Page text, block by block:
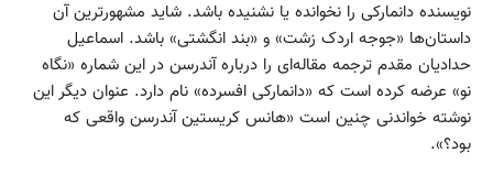
نویسنده دانمارکی را نخوانده یا نشنیده باشد. شاید مشهورترین آن
داستان‌ها «جوجه اردک زشت» و «بند انگشتی» باشد. اسماعیل
حدادیان مقدم ترجمه مقاله‌ای را درباره آندرسن در این شماره «نگاه
نو» عرضه کرده است که «دانمارکی افسرده» نام دارد. عنوان دیگر این
نوشته خواندنی چنین است «هانس کریستین آندرسن واقعی که
بود؟».